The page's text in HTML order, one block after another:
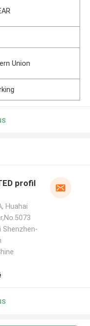
Union
profil
Huahai
Shenzhen-